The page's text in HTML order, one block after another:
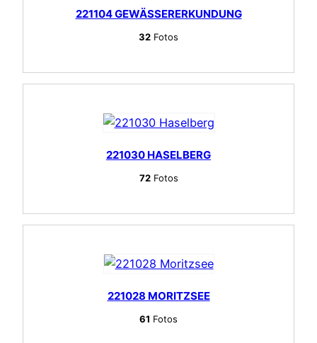
221104 GEWÄSSERERKUNDUNG
32 Fotos
221030 HASELBERG
72Fotos
221028 MORITZSEE
61 Fotos